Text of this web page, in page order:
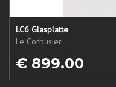
LC6 Glasplatte
Le Corbusier
€ 899.00